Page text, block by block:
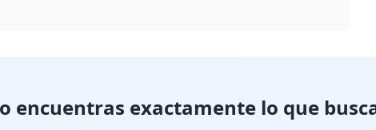
encuentras exactamente lo que